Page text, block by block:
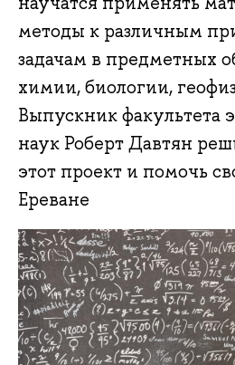
методы к различным
задачам в предметных
химии, биологии,
Выпускник факультета
наук Роберт Давтян
этот проект и помочь
Ереване